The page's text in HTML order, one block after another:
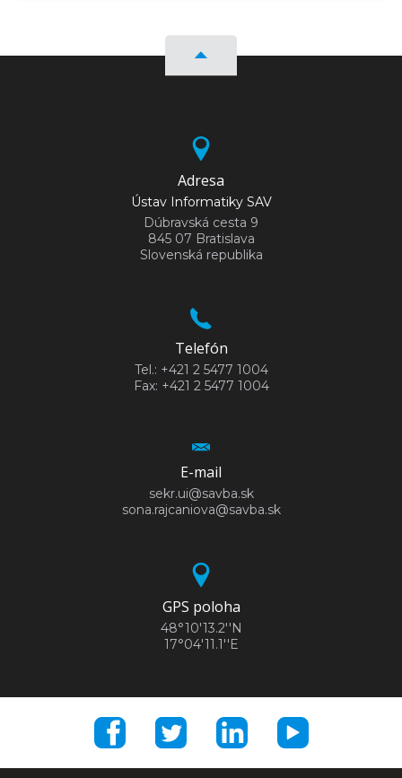
Adresa
Ústav Informatiky SAV
Dúbravská cesta 9
845 07 Bratislava
Slovenská republika
Telefón
Tel.: +421 2 5477 1004
Fax: +421 2 5477 1004
E-mail
sekr.ui@savba.sk
sona.rajcaniova@savba.sk
GPS poloha
48°10'13.2''N
17°04'11.1''E